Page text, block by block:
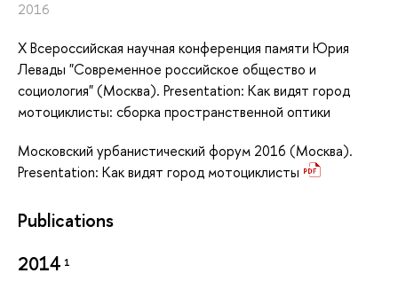
2016
X Всероссийская научная конференция памяти Юрия
Левады "Современное российское общество и
социология" (Москва). Presentation: Как видят город
мотоциклисты: сборка пространственной оптики
Московский урбанистический форум 2016 (Москва).
Presentation: Как видят город мотоциклисты
Publications
2014 1